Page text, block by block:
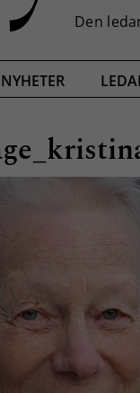
NYHETER